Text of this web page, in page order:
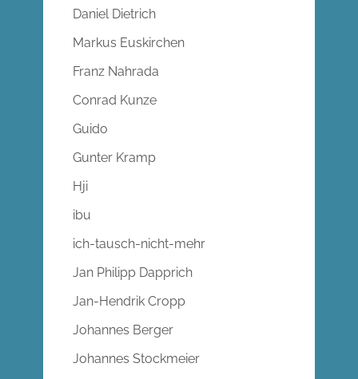
Daniel Dietrich
Markus Euskirchen
Franz Nahrada
Conrad Kunze
Guido
Gunter Kramp
Hji
ibu
ich-tausch-nicht-mehr
Jan Philipp Dapprich
Jan-Hendrik Cropp
Johannes Berger
Johannes Stockmeier